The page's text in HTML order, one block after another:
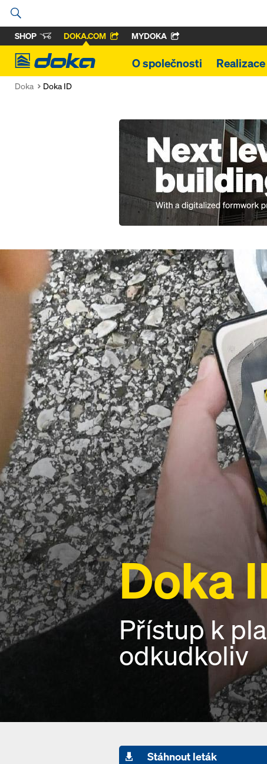
SHOP DOKA.COM MYDOKA
Doka
O společnosti Realizace
Doka Doka ID
Open
Doka
Přístup k
odkudkoliv
Stáhnout leták